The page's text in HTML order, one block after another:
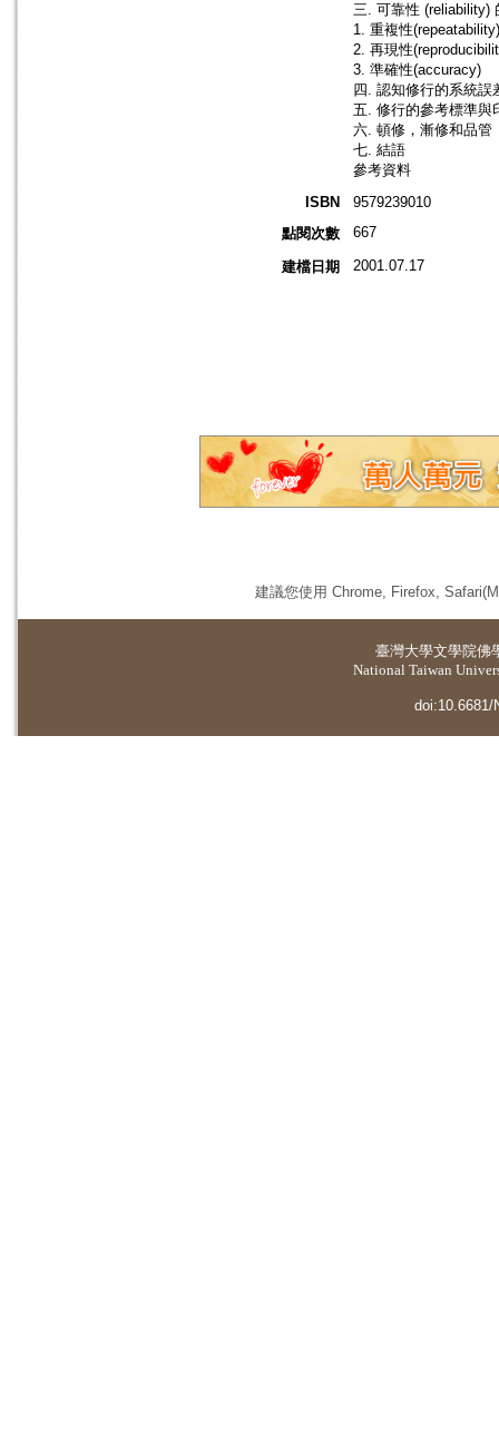
三. 可靠性 (reliability)
1. 重複性(repeatability)
2. 再現性
3. 準確性(accuracy)
四. 認知修行的系統誤
五. 修行的參考標準與
六. 頓修，漸修和品管
七. 結語
參考資料
ISBN
9579239010
點閱次數
667
建檔日期 2001.07.17
建議您使用 Chrome, Firefox,
臺灣大學文學院佛
National Taiwan
doi:10.6681/